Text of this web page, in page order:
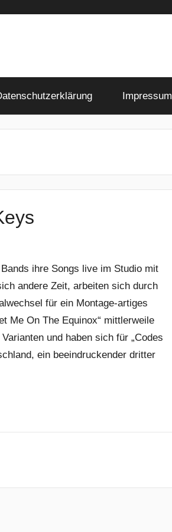
Impressum
ihre Songs live im Studio mit
andere Zeit, arbeiten sich durch
für ein Montage-artiges
Me On The Equinox“ mittlerweile
und haben sich für „Codes
ein beeindruckender dritter